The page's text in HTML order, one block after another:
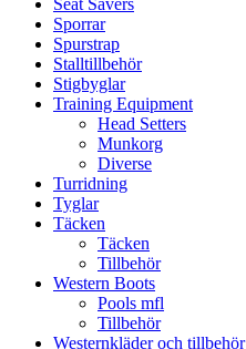
Sporrar
Spurstrap
Stalltillbehör
Stigbyglar
Training Equipment
Head Setters
Munkorg
Diverse
Turridning
Tyglar
Täcken
Täcken
Tillbehör
Western Boots
Pools mfl
Tillbehör
Westernkläder och tillbehör